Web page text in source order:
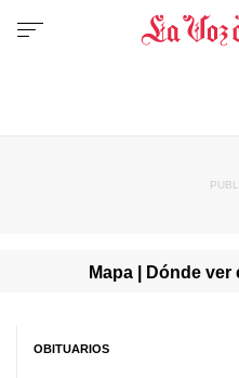
Mapa | Dónde ver
OBITUARIOS